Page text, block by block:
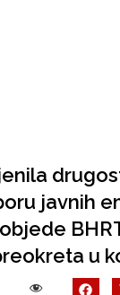
javnih
u